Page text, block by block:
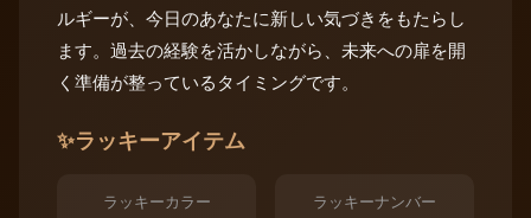
ルギーが、今日のあなたに新しい気づきをもたらし
ます。過去の経験を活かしながら、未来への扉を開
く準備が整っているタイミングです。
✨ラッキーアイテム
ラッキーカラー ラッキーナンバー